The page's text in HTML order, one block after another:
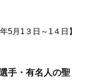
5月1３日～1４日】
手・有名人の聖